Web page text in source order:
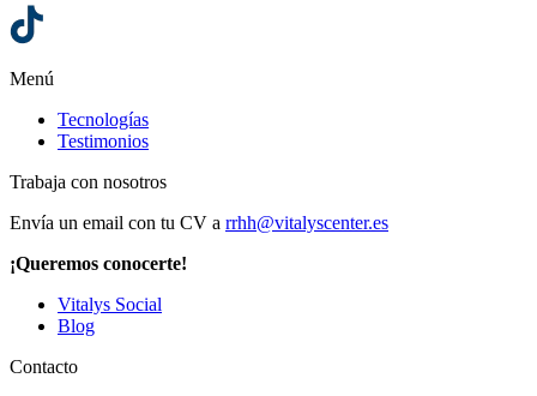
Menú
Tecnologías
Testimonios
Trabaja con nosotros
Envía un email con tu CV a rrhh@vitalyscenter.es
¡Queremos conocerte!
Vitalys Social
Blog
Contacto